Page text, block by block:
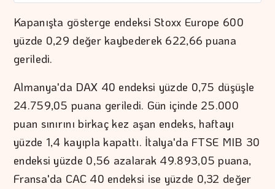
Kapanışta gösterge endeksi Stoxx Europe 600
yüzde 0,29 değer kaybederek 622,66 puana
geriledi.
Almanya'da DAX 40 endeksi yüzde 0,75 düşüşle
24.759,05 puana geriledi. Gün içinde 25.000
puan sınırını birkaç kez aşan endeks, haftayı
yüzde 1,4 kayıpla kapattı. İtalya'da FTSE MIB 30
endeksi yüzde 0,56 azalarak 49.893,05 puana,
Fransa'da CAC 40 endeksi ise yüzde 0,32 değer